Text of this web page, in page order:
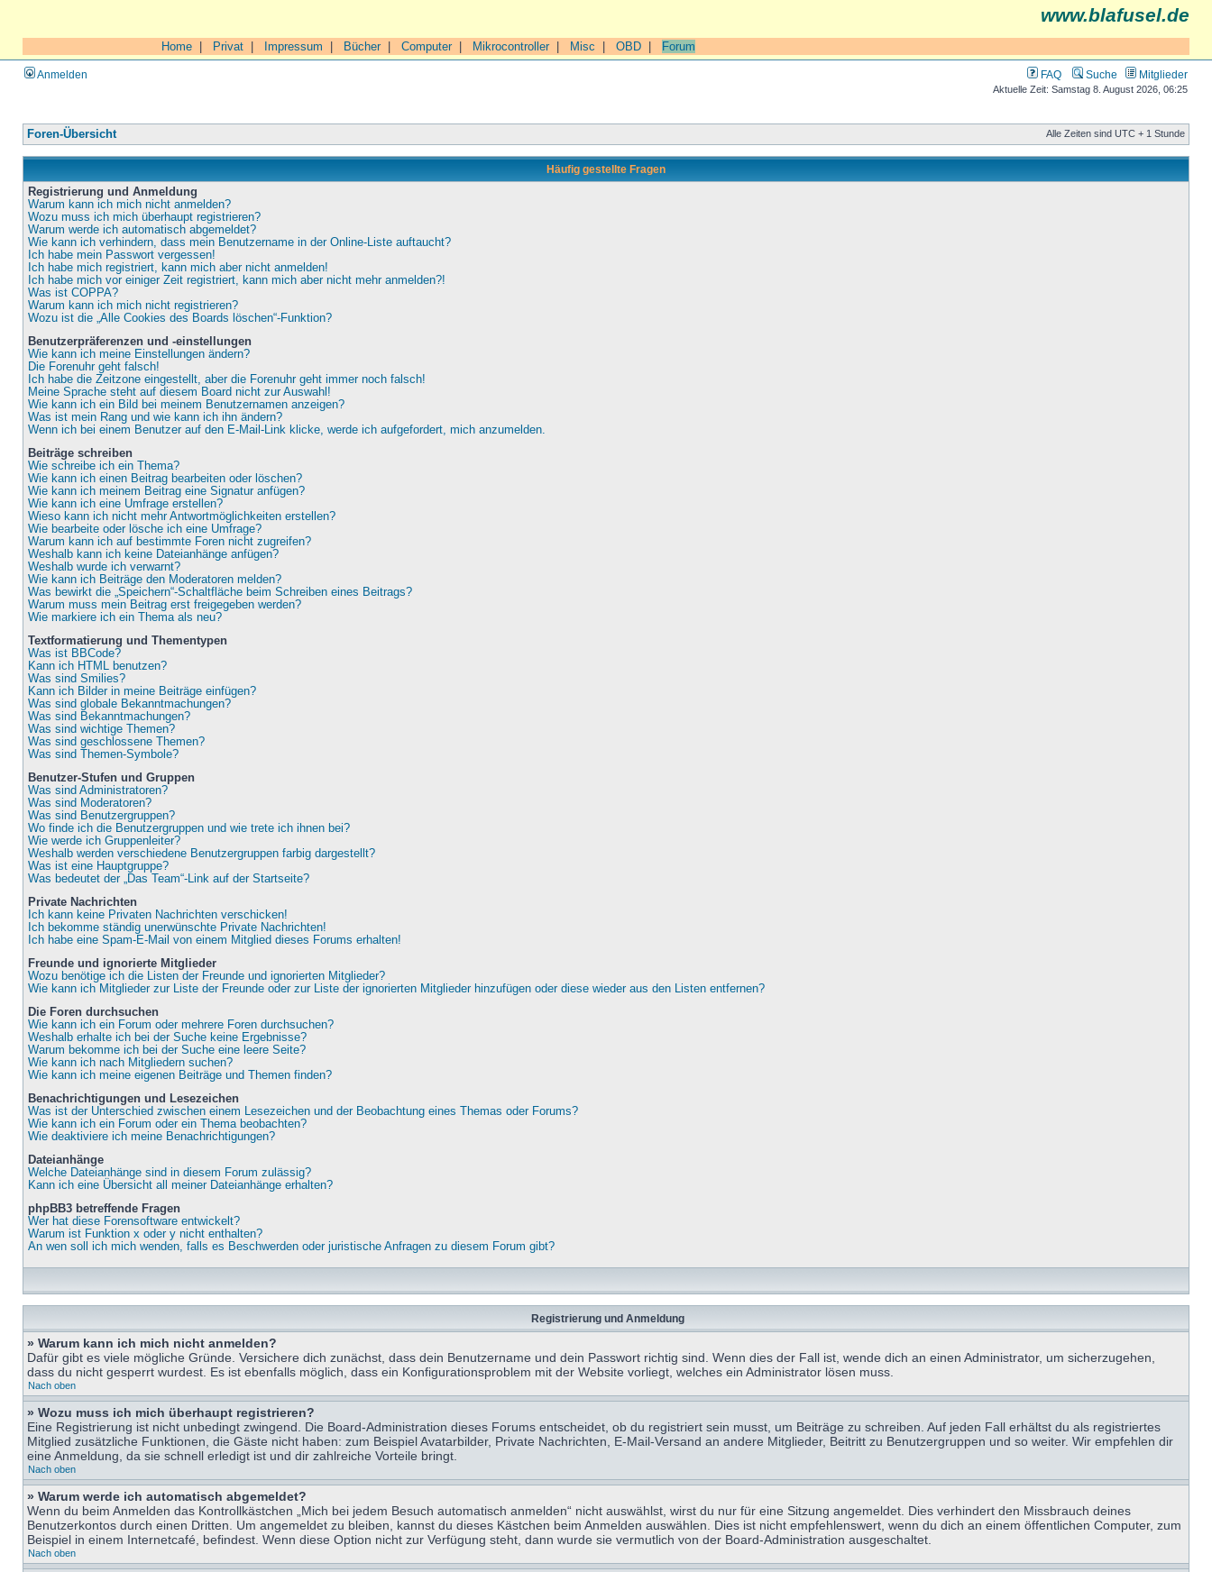
www.blafusel.de
Home Privat Impressum Bücher| Computer| Mikrocontroller| Misc OBD Forum
Anmelden FAQ Suche Mitglieder
Aktuelle Zeit: Samstag 8. August 2026, 06:25
Foren-Übersicht Alle Zeiten sind UTC + 1 Stunde
Häufig gestellte Fragen
Registrierung und Anmeldung
Warum kann ich mich nicht anmelden?
Wozu muss ich mich überhaupt registrieren?
Warum werde ich automatisch abgemeldet?
Wie kann ich verhindern, dass mein Benutzername in der Online-Liste auftaucht?
Ich habe mein Passwort vergessen!
Ich habe mich registriert, kann mich aber nicht anmelden!
Ich habe mich vor einiger Zeit registriert, kann mich aber nicht mehr anmelden?!
Was ist COPPA?
Warum kann ich mich nicht registrieren?
Wozu ist die „Alle Cookies des Boards löschen“-Funktion?
Benutzerpräferenzen und -einstellungen
Wie kann ich meine Einstellungen ändern?
Die Forenuhr geht falsch!
Ich habe die Zeitzone eingestellt, aber die Forenuhr geht immer noch falsch!
Meine Sprache steht auf diesem Board nicht zur Auswahl!
Wie kann ich ein Bild bei meinem Benutzernamen anzeigen?
Was ist mein Rang und wie kann ich ihn ändern?
Wenn ich bei einem Benutzer auf den E-Mail-Link klicke, werde ich aufgefordert, mich anzumelden.
Beiträge schreiben
Wie schreibe ich ein Thema?
Wie kann ich einen Beitrag bearbeiten oder löschen?
Wie kann ich meinem Beitrag eine Signatur anfügen?
Wie kann ich eine Umfrage erstellen?
Wieso kann ich nicht mehr Antwortmöglichkeiten erstellen?
Wie bearbeite oder lösche ich eine Umfrage?
Warum kann ich auf bestimmte Foren nicht zugreifen?
Weshalb kann ich keine Dateianhänge anfügen?
Weshalb wurde ich verwarnt?
Wie kann ich Beiträge den Moderatoren melden?
Was bewirkt die „Speichern“-Schaltfläche beim Schreiben eines Beitrags?
Warum muss mein Beitrag erst freigegeben werden?
Wie markiere ich ein Thema als neu?
Textformatierung und Thementypen
Was ist BBCode?
Kann ich HTML benutzen?
Was sind Smilies?
Kann ich Bilder in meine Beiträge einfügen?
Was sind globale Bekanntmachungen?
Was sind Bekanntmachungen?
Was sind wichtige Themen?
Was sind geschlossene Themen?
Was sind Themen-Symbole?
Benutzer-Stufen und Gruppen
Was sind Administratoren?
Was sind Moderatoren?
Was sind Benutzergruppen?
Wo finde ich die Benutzergruppen und wie trete ich ihnen bei?
Wie werde ich Gruppenleiter?
Weshalb werden verschiedene Benutzergruppen farbig dargestellt?
Was ist eine Hauptgruppe?
Was bedeutet der „Das Team“-Link auf der Startseite?
Private Nachrichten
Ich kann keine Privaten Nachrichten verschicken!
Ich bekomme ständig unerwünschte Private Nachrichten!
Ich habe eine Spam-E-Mail von einem Mitglied dieses Forums erhalten!
Freunde und ignorierte Mitglieder
Wozu benötige ich die Listen der Freunde und ignorierten Mitglieder?
Wie kann ich Mitglieder zur Liste der Freunde oder zur Liste der ignorierten Mitglieder hinzufügen oder diese wieder aus den Listen entfernen?
Die Foren durchsuchen
Wie kann ich ein Forum oder mehrere Foren durchsuchen?
Weshalb erhalte ich bei der Suche keine Ergebnisse?
Warum bekomme ich bei der Suche eine leere Seite?
Wie kann ich nach Mitgliedern suchen?
Wie kann ich meine eigenen Beiträge und Themen finden?
Benachrichtigungen und Lesezeichen
Was ist der Unterschied zwischen einem Lesezeichen und der Beobachtung eines Themas oder Forums?
Wie kann ich ein Forum oder ein Thema beobachten?
Wie deaktiviere ich meine Benachrichtigungen?
Dateianhänge
Welche Dateianhänge sind in diesem Forum zulässig?
Kann ich eine Übersicht all meiner Dateianhänge erhalten?
phpBB3 betreffende Fragen
Wer hat diese Forensoftware entwickelt?
Warum ist Funktion x oder y nicht enthalten?
An wen soll ich mich wenden, falls es Beschwerden oder juristische Anfragen zu diesem Forum gibt?
Registrierung und Anmeldung
» Warum kann ich mich nicht anmelden?
Dafür gibt es viele mögliche Gründe. Versichere dich zunächst, dass dein Benutzername und dein Passwort richtig sind. Wenn dies der Fall ist, wende dich an einen Administrator, um sicherzugehen,
dass du nicht gesperrt wurdest. Es ist ebenfalls möglich, dass ein Konfigurationsproblem mit der Website vorliegt, welches ein Administrator lösen muss.
Nach oben
» Wozu muss ich mich überhaupt registrieren?
Eine Registrierung ist nicht unbedingt zwingend. Die Board-Administration dieses Forums entscheidet, ob du registriert sein musst, um Beiträge zu schreiben. Auf jeden Fall erhältst du als registriertes
Mitglied zusätzliche Funktionen, die Gäste nicht haben: zum Beispiel Avatarbilder, Private Nachrichten, E-Mail-Versand an andere Mitglieder, Beitritt zu Benutzergruppen und so weiter. Wir empfehlen dir
eine Anmeldung, da sie schnell erledigt ist und dir zahlreiche Vorteile bringt.
Nach oben
» Warum werde ich automatisch abgemeldet?
Wenn du beim Anmelden das Kontrollkästchen „Mich bei jedem Besuch automatisch anmelden“ nicht auswählst, wirst du nur für eine Sitzung angemeldet. Dies verhindert den Missbrauch deines
Benutzerkontos durch einen Dritten. Um angemeldet zu bleiben, kannst du dieses Kästchen beim Anmelden auswählen. Dies ist nicht empfehlenswert, wenn du dich an einem öffentlichen Computer, zum
Beispiel in einem Internetcafé, befindest. Wenn diese Option nicht zur Verfügung steht, dann wurde sie vermutlich von der Board-Administration ausgeschaltet.
Nach oben